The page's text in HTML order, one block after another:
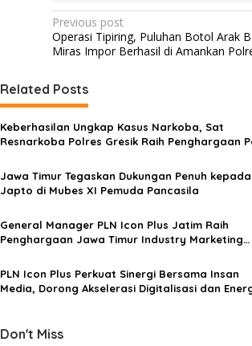
P
o
t
n
a
i
a
t
i
o
Previous post
Operasi Tipiring, Puluhan Botol Arak
Miras Impor Berhasil di Amankan
Related Posts
Keberhasilan Ungkap Kasus Narkoba, Sat
Resnarkoba Polres Gresik Raih Penghargaan
Jawa Timur Tegaskan Dukungan Penuh kepada
Japto di Mubes XI Pemuda Pancasila
General Manager PLN Icon Plus Jatim Raih
Penghargaan Jawa Timur Industry Marketing
PLN Icon Plus Perkuat Sinergi Bersama Insan
Media, Dorong Akselerasi Digitalisasi dan
Don't Miss